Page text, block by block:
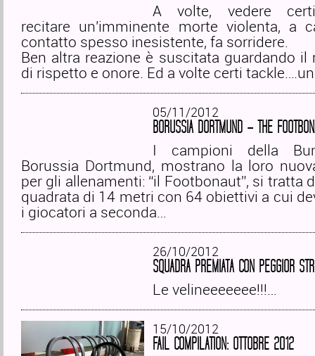
A volte, vedere
recitare un'imminente morte violenta, a
contatto spesso inesistente, fa sorridere.
Ben altra reazione è suscitata guardando il
di rispetto e onore. Ed a volte certi
05/11/2012
BORUSSIA DORTMUND – THE
I campioni della
Borussia Dortmund, mostrano la loro
per gli allenamenti: “il Footbonaut”, si tratta
quadrata di 14 metri con 64 obiettivi a cui
i giocatori a seconda…
26/10/2012
SQUADRA PREMIATA CON PEGGIOR
Le velineeeeeee!!!…
15/10/2012
FAIL COMPILATION: OTTOBRE 2012